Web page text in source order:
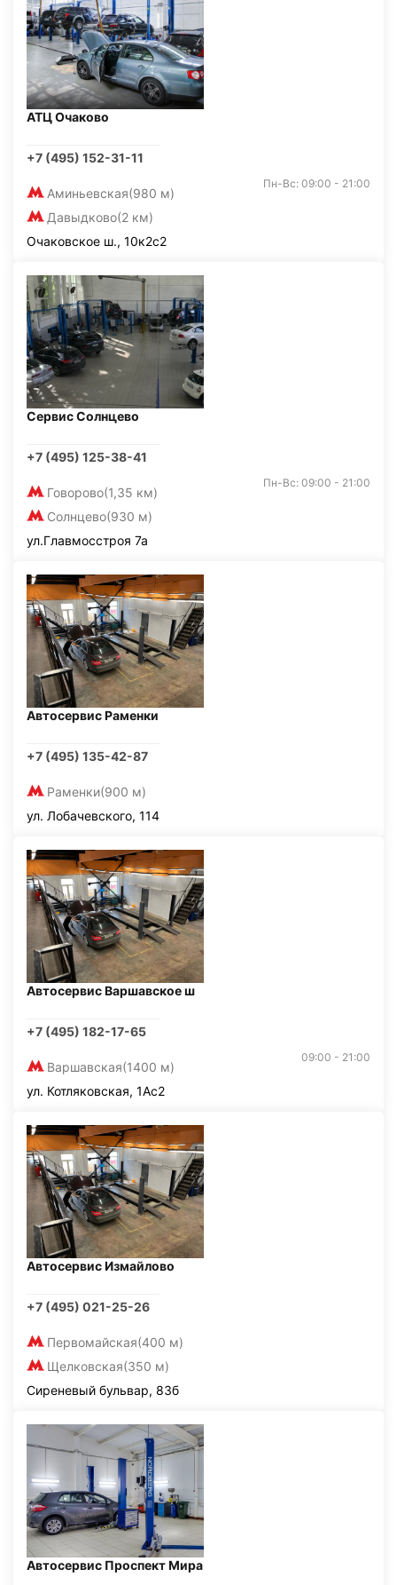
АТЦ Очаково
+7 (495) 152-31-11
Аминьевская(980 м)
Давыдково(2 км)
Пн-Вс: 09:00 - 21:00
Очаковское ш., 10к2с2
Сервис Солнцево
+7 (495) 125-38-41
Говорово(1,35 км)
Солнцево(930 м)
Пн-Вс: 09:00 - 21:00
ул.Главмосстроя 7а
Автосервис Раменки
+7 (495) 135-42-87
Раменки(900 м)
ул. Лобачевского, 114
Автосервис Варшавское ш
+7 (495) 182-17-65
Варшавская(1400 м)
09:00 - 21:00
ул. Котляковская, 1Ас2
Автосервис Измайлово
+7 (495) 021-25-26
Первомайская(400 м)
Щелковская(350 м)
Сиреневый бульвар, 83б
Автосервис Проспект Мира